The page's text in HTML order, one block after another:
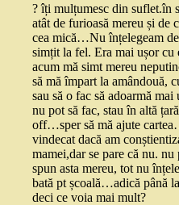
? îți mulțumesc din suflet.în
atât de furioasă mereu și de
cea mică…Nu înțelegeam
simțit la fel. Era mai ușor cu
acum mă simt mereu
să mă împart la amândouă,
sau să o fac să adoarmă
nu pot să fac, stau în altă
off…sper să mă ajute
vindecat dacă am
mamei,dar se pare că nu.
spun asta mereu, tot nu
bată pt școală…adică până
deci ce voia mai mult?